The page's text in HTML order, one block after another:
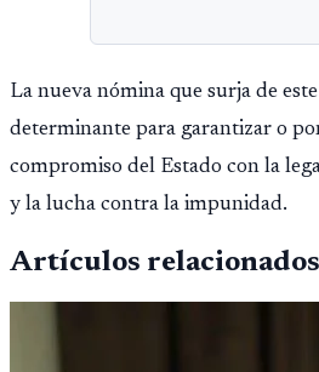
La nueva nómina que surja de
determinante para garantizar o
compromiso del Estado con la
y la lucha contra la impunidad.
Artículos relacionados